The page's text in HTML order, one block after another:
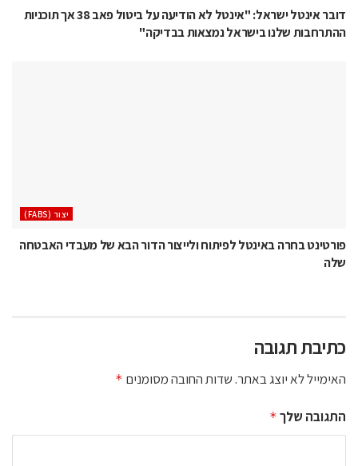
דובר אינטל ישראל: "אינטל לא הודיעה על ביטול פאב 38 אך תוכניות
ההתרחבות שלנו בישראל נמצאות בבדיקה"
‫יצור (‪(FABS‬‬
פורטינט בחרה באינטל לפיתוח ולייצור הדור הבא של מעבדי האבטחה
שלה
כתיבת תגובה
האימייל לא יוצג באתר.שדות החובה מסומנים *
התגובה שלך *